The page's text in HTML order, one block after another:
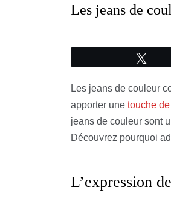
Les jeans de
Les jeans de couleur
apporter une touche
jeans de couleur sont
Découvrez pourquoi
L’expression